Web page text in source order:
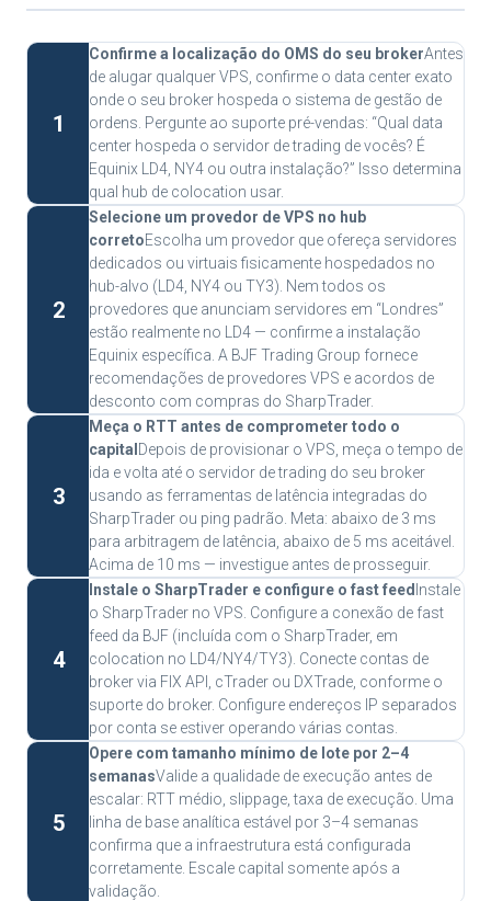
1
Confirme a localização do OMS do seu brokerAntes
de alugar qualquer VPS, confirme o data center exato
onde o seu broker hospeda o sistema de gestão de
ordens. Pergunte ao suporte pré-vendas: “Qual data
center hospeda o servidor de trading de vocês? É
Equinix LD4, NY4 ou outra instalação?” Isso determina
qual hub de colocation usar.
2
Selecione um provedor de VPS no hub
corretoEscolha um provedor que ofereça servidores
dedicados ou virtuais fisicamente hospedados no
hub-alvo (LD4, NY4 ou TY3). Nem todos os
provedores que anunciam servidores em “Londres”
estão realmente no LD4 — confirme a instalação
Equinix específica. A BJF Trading Group fornece
recomendações de provedores VPS e acordos de
desconto com compras do SharpTrader.
3
Meça o RTT antes de comprometer todo o
capital Depois de provisionar o VPS, meça o tempo de
ida e volta até o servidor de trading do seu broker
usando as ferramentas de latência integradas do
SharpTrader ou ping padrão. Meta: abaixo de 3 ms
para arbitragem de latência, abaixo de 5 ms aceitável.
Acima de 10 ms — investigue antes de prosseguir.
4
Instale o SharpTrader e configure o fast feed Instale
o SharpTrader no VPS. Configure a conexão de fast
feed da BJF (incluída com o SharpTrader, em
colocation no LD4/NY4/TY3). Conecte contas de
broker via FIX API, cTrader ou DXTrade, conforme o
suporte do broker. Configure endereços IP separados
por conta se estiver operando várias contas.
5
Opere com tamanho mínimo de lote por 2–4
semanasValide a qualidade de execução antes de
escalar: RTT médio, slippage, taxa de execução. Uma
linha de base analítica estável por 3–4 semanas
confirma que a infraestrutura está configurada
corretamente. Escale capital somente após a
validação.